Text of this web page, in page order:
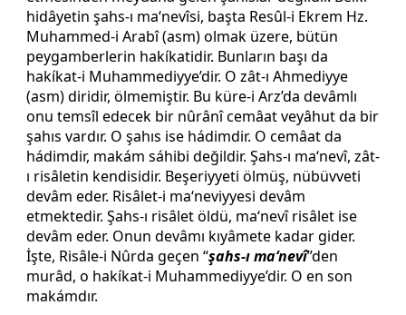
hidâyetin şahs-ı ma‘nevîsi, başta Resûl-i Ekrem Hz.
Muhammed-i Arabî (asm) olmak üzere, bütün
peygamberlerin hakíkatidir. Bunların başı da
hakíkat-i Muhammediyye’dir. O zât-ı Ahmediyye
(asm) diridir, ölmemiştir. Bu küre-i Arz’da devâmlı
onu temsîl edecek bir nûrânî cemâat veyâhut da bir
şahıs vardır. O şahıs ise hádimdir. O cemâat da
hádimdir, makám sáhibi değildir. Şahs-ı ma‘nevî, zât-
ı risâletin kendisidir. Beşeriyyeti ölmüş, nübüvveti
devâm eder. Risâlet-i ma‘neviyyesi devâm
etmektedir. Şahs-ı risâlet öldü, ma‘nevî risâlet ise
devâm eder. Onun devâmı kıyâmete kadar gider.
İşte, Risâle-i Nûrda geçen “şahs-ı ma‘nevî”den
murâd, o hakíkat-i Muhammediyye’dir. O en son
makámdır.